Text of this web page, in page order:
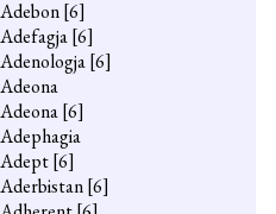
Adebon[6]
Adefagja[6]
Adenologja[6]
Adeona
Adeona[6]
Adephagia
Adept[6]
Aderbistan[6]